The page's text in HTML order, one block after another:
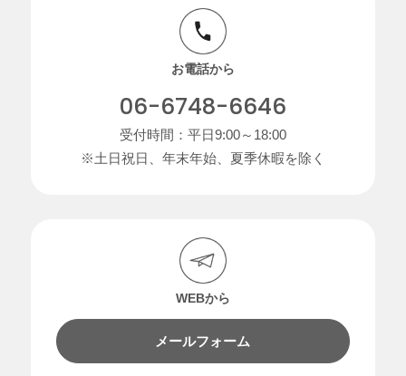
お電話から
06-6748-6646
受付時間：平日9:00～18:00
※土日祝日、年末年始、夏季休暇を除く
WEBから
メールフォーム